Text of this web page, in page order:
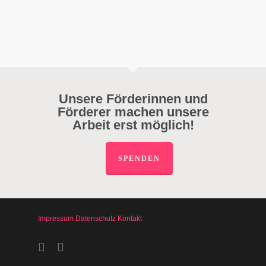
Unsere Förderinnen und
Förderer machen unsere
Arbeit erst möglich!
SPENDEN
Impressum Datenschutz Kontakt
facebookinstagram